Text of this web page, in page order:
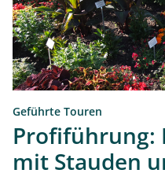
Geführte Touren
Profiführung:
mit Stauden